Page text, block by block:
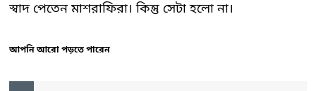
স্বাদ পেতেন মাশরাফিরা। কিন্তু সেটা হলো না।
আপনি আরো পড়তে পারেন